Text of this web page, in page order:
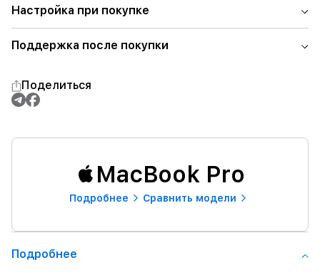
Настройка при покупке
Поддержка после покупки
Поделиться
MacBook Pro
Подробнее Сравнить модели
Подробнее